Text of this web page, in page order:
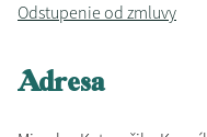
Odstupenie od zmluvy
Adresa